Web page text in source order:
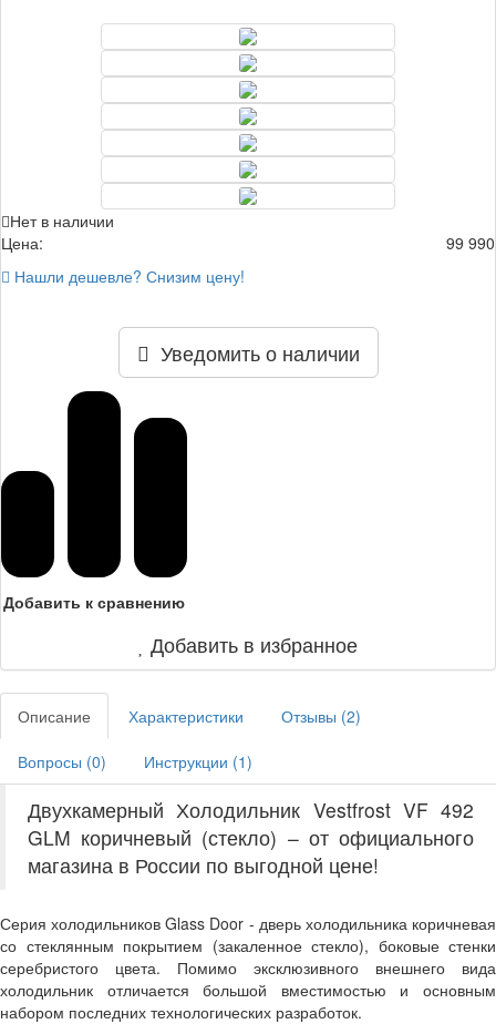
Нет в наличии
Цена:
99 990
Нашли дешевле? Снизим цену!
Уведомить о наличии
Добавить к сравнению
Добавить в избранное
Описание Характеристики Отзывы (2)
Вопросы (0) Инструкции (1)
Двухкамерный Холодильник Vestfrost VF 492
GLM коричневый (стекло) – от официального
магазина в России по выгодной цене!
Серия холодильников Glass Door - дверь холодильника коричневая
со стеклянным покрытием (закаленное стекло), боковые стенки
серебристого цвета. Помимо эксклюзивного внешнего вида
холодильник отличается большой вместимостью и основным
набором последних технологических разработок.